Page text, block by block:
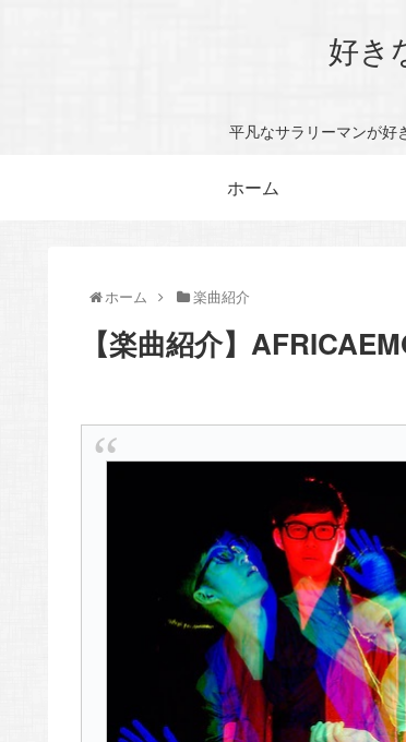
好き
平凡なサラリーマンが好
ホーム
ホーム 楽曲紹介
【楽曲紹介】